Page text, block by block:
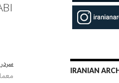
IRANIAN